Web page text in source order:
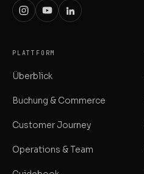
PLATTFORM
Überblick
Buchung & Commerce
Customer Journey
Operations & Team